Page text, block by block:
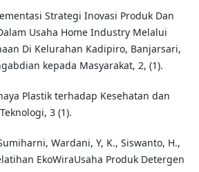
Strategi Inovasi Produk Dan
Usaha Home Industry Melalui
Di Kelurahan Kadipiro, Banjarsari,
kepada Masyarakat, 2, (1).
Plastik terhadap Kesehatan dan
3 (1).
Wardani, Y, K., Siswanto, H.,
EkoWiraUsaha Produk Detergen